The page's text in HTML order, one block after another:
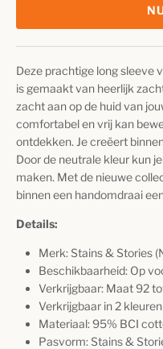
Deze prachtige long sleeve
is gemaakt van heerlijk
zacht aan op de huid van
comfortabel en vrij kan
ontdekken. Je creëert
Door de neutrale kleur kun
maken. Met de nieuwe
binnen een handomdraai
Details:
Merk: Stains & Stories
Beschikbaarheid: Op
Verkrijgbaar: Maat 92
Verkrijgbaar in 2 kleuren
Materiaal: 95% BCI
Pasvorm: Stains &